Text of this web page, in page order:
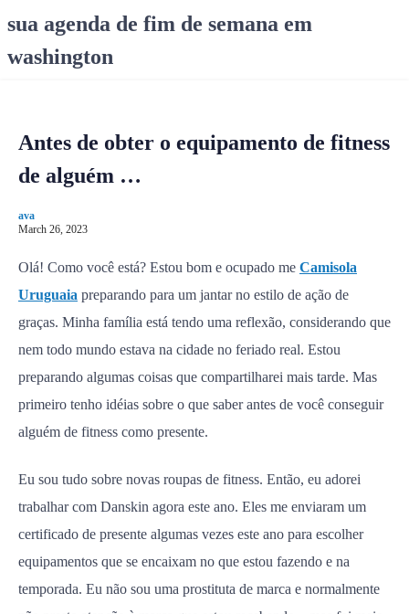
sua agenda de fim de semana em
washington
Antes de obter o equipamento de fitness
de alguém …
ava
March 26, 2023
Olá! Como você está? Estou bom e ocupado me Camisola
Uruguaia preparando para um jantar no estilo de ação de
graças. Minha família está tendo uma reflexão, considerando que
nem todo mundo estava na cidade no feriado real. Estou
preparando algumas coisas que compartilharei mais tarde. Mas
primeiro tenho idéias sobre o que saber antes de você conseguir
alguém de fitness como presente.
Eu sou tudo sobre novas roupas de fitness. Então, eu adorei
trabalhar com Danskin agora este ano. Eles me enviaram um
certificado de presente algumas vezes este ano para escolher
equipamentos que se encaixam no que estou fazendo e na
temporada. Eu não sou uma prostituta de marca e normalmente